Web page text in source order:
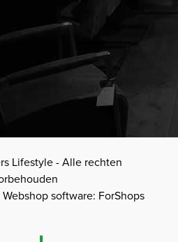
Lifestyle - Alle rechten
Webshop software: ForShops